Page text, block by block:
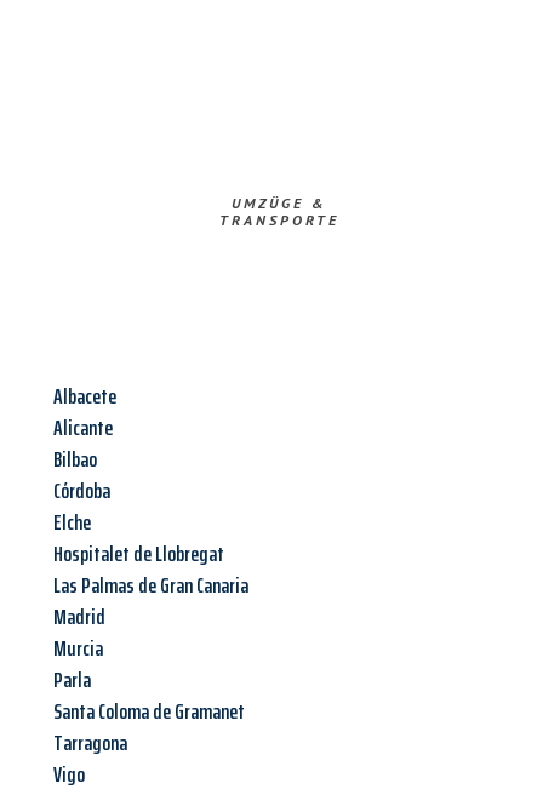
UMZÜGE &
TRANSPORTE
Albacete
Alicante
Bilbao
Córdoba
Elche
Hospitalet de Llobregat
Las Palmas de Gran Canaria
Madrid
Murcia
Parla
Santa Coloma de Gramanet
Tarragona
Vigo